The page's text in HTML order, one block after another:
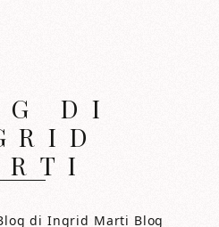
DI
di Ingrid Marti Blog